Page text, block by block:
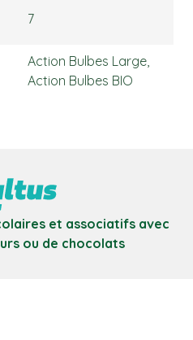
7
Action Bulbes Large,
Action Bulbes BIO
et associatifs avec
ou de chocolats